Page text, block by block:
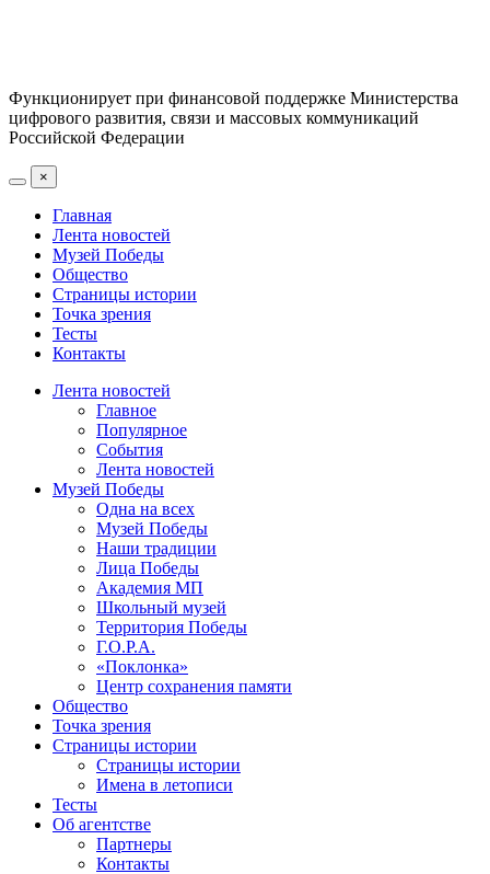
Функционирует при финансовой поддержке Министерства
цифрового развития, связи и массовых коммуникаций
Российской Федерации
×
Главная
Лента новостей
Музей Победы
Общество
Страницы истории
Точка зрения
Тесты
Контакты
Лента новостей
Главное
Популярное
События
Лента новостей
Музей Победы
Одна на всех
Музей Победы
Наши традиции
Лица Победы
Академия МП
Школьный музей
Территория Победы
Г.О.Р.А.
«Поклонка»
Центр сохранения памяти
Общество
Точка зрения
Страницы истории
Страницы истории
Имена в летописи
Тесты
Об агентстве
Партнеры
Контакты